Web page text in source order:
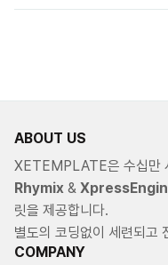
ABOUT US
XETEMPLATE은 수십만
Rhymix &
릿을 제공합니다.
별도의 코딩없이 세련되고
COMPANY